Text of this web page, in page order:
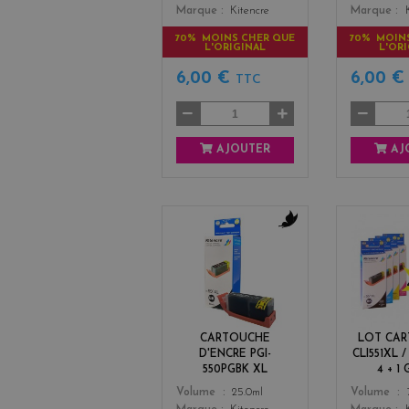
Marque
Kitencre
70% MOINS CHER QUE
L'ORIGINAL
6,00 € TTC
AJOUTER
Marque
70%
6,00 €
CARTOUCHE
D'ENCRE PGI-
550PGBK XL
Color
Volume
25.0ml
LOT
CLI551XL
4 + 1
Color
Volume